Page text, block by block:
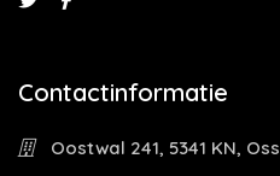
Contactinformatie
Oostwal 241, 5341 KN, Oss